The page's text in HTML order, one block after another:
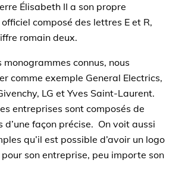
Élisabeth II a son propre
composé des lettres E et R,
romain deux.
monogrammes connus, nous
comme exemple General Electrics,
LG et Yves Saint-Laurent.
entreprises sont composés de
d’une façon précise. On voit aussi
qu’il est possible d’avoir un logo
son entreprise, peu importe son